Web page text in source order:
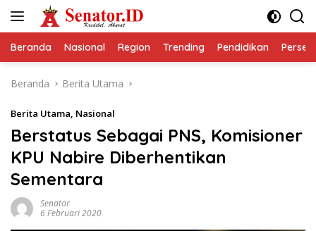
Beranda Nasional Region Trending Pendidikan
Beranda Berita Utama
Berita Utama, Nasional
Berstatus Sebagai PNS, Komisioner
KPU Nabire Diberhentikan
Sementara
Senator
6 Februari 2020